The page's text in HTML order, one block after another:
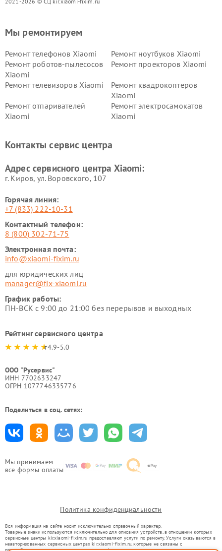
Мы принимаем
все формы оплаты
Мы ремонтируем
Ремонт телефонов Xiaomi
Ремонт ноутбуков Xiaomi
Ремонт роботов-пылесосов
Xiaomi
Ремонт проекторов Xiaomi
Ремонт телевизоров Xiaomi
Ремонт квадрокоптеров
Xiaomi
Ремонт отпаривателей
Xiaomi
Ремонт электросамокатов
Xiaomi
Ремонт стиральных машин
Ремонт смарт-часов Xiaomi
Контакты сервис центра
Адрес сервисного центра Xiaomi:
г. Киров, ул. Воровского, 107
Горячая линия:
+7 (833) 222-10-31
Контактный телефон:
8 (800) 302-71-75
Электронная почта:
info@xiaomi-fixim.ru
для юридических лиц
manager@fix-xiaomi.ru
График работы:
ПН-ВСК с 9:00 до 21:00 без перерывов и выходных
Рейтинг сервисного центра
4.9-5.0
ООО "Русервис"
ИНН 7702633247
ОГРН 1077746335776
Поделиться в соц. сетях:
Политика конфиденциальности
Вся информация на сайте носит исключительно справочный характер.
Товарные знаки используются исключительно для описания устройств, в отношении которых
сервисные центры kir.xiaomi-fixim.ru предоставляют услуги по ремонту. Услуги оказываются в
неавторизованных сервисных центрах kir.xiaomi-fixim.ru, которые не связаны с